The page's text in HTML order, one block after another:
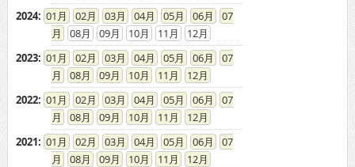
2024: 01 02 03 04 05 06
07
08
09 10 11
12
2023: 01 02 03 04 05 06
07
08
09 10 11
12
2022: 01 02 03 04 05 06
07
08
09 10 11
12
2021: 01 02 03 04 05 06
07
08
09 10 11
12